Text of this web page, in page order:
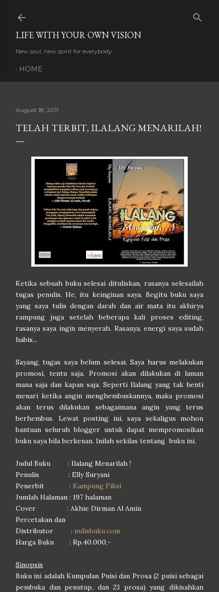
LIFE WITH YOUR OWN VISION
New soul, new spirit for everybody
HOME
August 18, 2011
TELAH TERBIT, ILALANG MENARILAH!
Ketika sebuah buku selesai dituliskan, rasanya selesailah
tugas penulis. He, itu keinginan saya. Begitu buku saya
yang saya tulis dengan darah dan air mata itu akhirya
rampung juga setelah beberapa kali proses editing,
rasanya saya ingin menyerah. Rasanya, energi saya sudah
habis...
Sayang, tugas saya belum selesai. Saya harus melakukan
promosi, tentu saja. Promosi akan dilakukan di laman
mana saja dan kapan saja. Seperti Ilalang yang tak henti
menari ketika angin menghembuskannya, maka promosi
akan terus dilakukan sebagaimana angin yang terus
berhembus. Lewat posting ini, saya sekaligus mohon
bantuan seluruh blogger untuk dapat mempromosikan
buku saya bila berkenan. Inilah sekilas tentang buku ini,
Judul Buku : Ilalang Menarilah !
Penulis : Elly Suryani
Penerbit : Kampung Fiksi
Jumlah Halaman : 197 halaman
Cover : Akhie Dirman Al Amin
Percetakan dan
Distributor : nulisbuku.com
Harga Buku : Rp.40.000,-
Sinopsis
Buku ini adalah Kumpulan Puisi dan Prosa (2 puisi sebagai
pembuka dan penutup, dan 23 prosa) yang dikisahkan